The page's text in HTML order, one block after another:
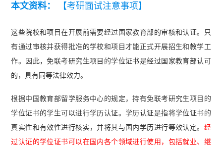
本文资料： 【考研面试注意事项】
这些院校和项目在开展前需要经过国家教育部的审核和认证。只
有通过审核并获得批准的学校和项目才能正式开展招生和教学工
作。因此，免联考研究生项目的学位证书是经过国家教育部认可
的，具有同等法律效力。
根据中国教育部留学服务中心的规定，持有免联考研究生项目的
学位证书的学生可以进行学历认证。学历认证是指将学位证书的
真实性和有效性进行核实，并将其与国内学历进行等效认定。 经
过认证的学位证书可以在国内各个领域进行使用，包括就业、继